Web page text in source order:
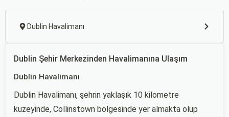
Dublin Havalimanı
Dublin Şehir Merkezinden Havalimanına Ulaşım
Dublin Havalimanı
Dublin Havalimanı, şehrin yaklaşık 10 kilometre
kuzeyinde, Collinstown bölgesinde yer almakta olup